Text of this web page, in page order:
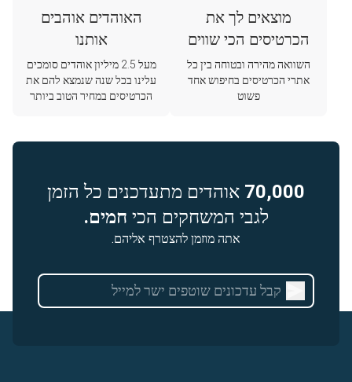
מוצאים לך את
הכרטיסים הכי שווים
השוואה מהירה ובטוחה בין כל
אתרי הכרטיסים בחיפוש אחד
פשוט
האוהדים אוהבים
אותנו
מעל 2.5 מיליון אוהדים סומכים
עלינו בכל שנה שנמצא להם את
הכרטיסים במחיר הטוב ביותר
70,000 אוהדים מתעדכנים כל הזמן
לגבי המשחקים הכי חמים.
אתה מוזמן להצטרף אליהם.